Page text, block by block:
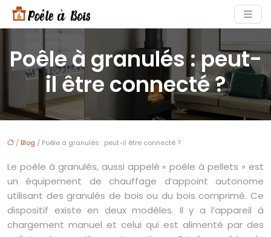
Poêle à granulés : peut-
il être connecté ?
/ Blog / Poêle à granulés : peut-il être connecté ?
Le poêle à granulés, aussi appelé « poêle à pellets » est
un équipement de chauffage d’appoint autonome
utilisant des granulés de bois ou du bois comprimé. Ce
dispositif existe en deux modèles. Il y a l’appareil à
chargement manuel et celui qui est alimenté par des